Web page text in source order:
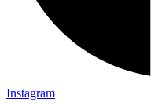
Instagram